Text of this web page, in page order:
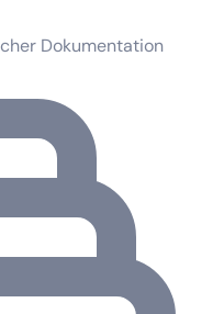
Dokumentation